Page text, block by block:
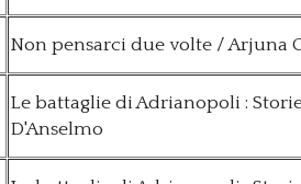
Non pensarci due volte / Arjuna
Le battaglie di Adrianopoli :
D'Anselmo